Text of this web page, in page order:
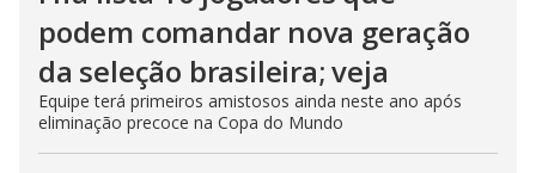
podem comandar nova geração
da seleção brasileira; veja
Equipe terá primeiros amistosos ainda neste ano após
eliminação precoce na Copa do Mundo